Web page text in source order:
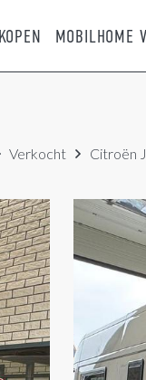
MOBILHOME
Verkocht Citroën